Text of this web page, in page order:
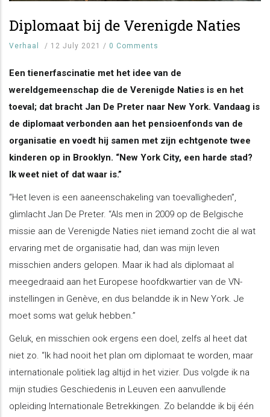
Diplomaat bij de Verenigde Naties
Verhaal / 12 July 2021 / 0 Comments
Een tienerfascinatie met het idee van de
wereldgemeenschap die de Verenigde Naties is en het
toeval; dat bracht Jan De Preter naar New York. Vandaag is
de diplomaat verbonden aan het pensioenfonds van de
organisatie en voedt hij samen met zijn echtgenote twee
kinderen op in Brooklyn. “New York City, een harde stad?
Ik weet niet of dat waar is.”
“Het leven is een aaneenschakeling van toevalligheden”,
glimlacht Jan De Preter. “Als men in 2009 op de Belgische
missie aan de Verenigde Naties niet iemand zocht die al wat
ervaring met de organisatie had, dan was mijn leven
misschien anders gelopen. Maar ik had als diplomaat al
meegedraaid aan het Europese hoofdkwartier van de VN-
instellingen in Genève, en dus belandde ik in New York. Je
moet soms wat geluk hebben.”
Geluk, en misschien ook ergens een doel, zelfs al heet dat
niet zo. “Ik had nooit het plan om diplomaat te worden, maar
internationale politiek lag altijd in het vizier. Dus volgde ik na
mijn studies Geschiedenis in Leuven een aanvullende
opleiding Internationale Betrekkingen. Zo belandde ik bij één